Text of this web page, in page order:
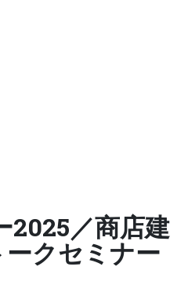
2025／商店建
クセミナー